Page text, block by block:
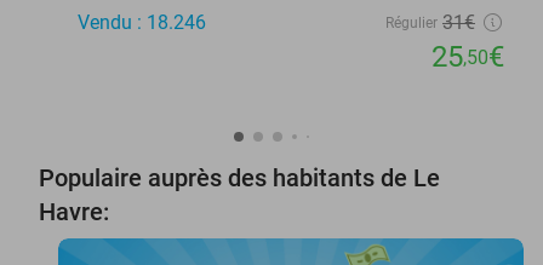
Vendu : 18.246 Régulier 31€
25,50€
Populaire auprès des habitants de Le
Havre: